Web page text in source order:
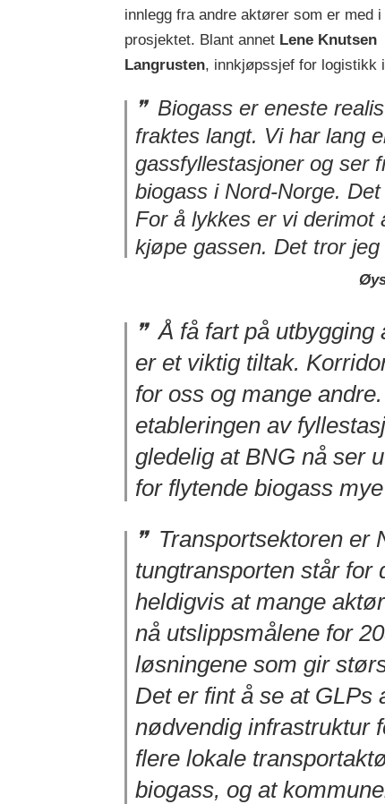
Biogass er eneste
fraktes langt. Vi har lang
gassfyllestasjoner og ser
biogass i Nord-Norge.
For å lykkes er vi derimot
kjøpe gassen. Det tror
Å få fart på utbygging
er et viktig tiltak.
for oss og mange
etableringen av
gledelig at BNG nå ser
for flytende biogass
Transportsektoren er
tungtransporten står for
heldigvis at mange
nå utslippsmålene for
løsningene som gir
Det er fint å se at GLPs
nødvendig infrastruktur
flere lokale
biogass, og at
innlegg fra andre aktører som er med i
prosjektet. Blant annet Lene Knutsen
Langrusten, innkjøpssjef for logistikk